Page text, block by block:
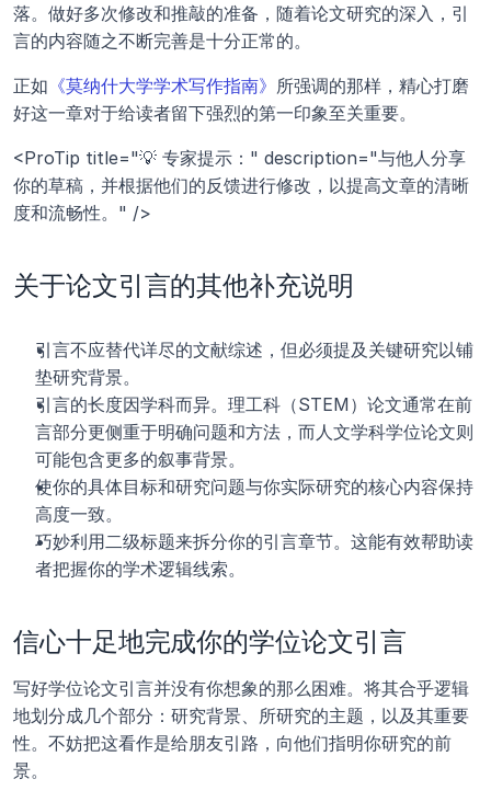
落。做好多次修改和推敲的准备，随着论文研究的深入，引
言的内容随之不断完善是十分正常的。
正如 《莫纳什大学学术写作指南》 所强调的那样，精心打磨
好这一章对于给读者留下强烈的第一印象至关重要。
<ProTip title="💡 专家提示：" description="与他人分享
你的草稿，并根据他们的反馈进行修改，以提高文章的清晰
度和流畅性。" />
关于论文引言的其他补充说明
引言不应替代详尽的文献综述，但必须提及关键研究以铺
垫研究背景。
引言的长度因学科而异。理工科（STEM）论文通常在前
言部分更侧重于明确问题和方法，而人文学科学位论文则
可能包含更多的叙事背景。
使你的具体目标和研究问题与你实际研究的核心内容保持
高度一致。
巧妙利用二级标题来拆分你的引言章节。这能有效帮助读
者把握你的学术逻辑线索。
信心十足地完成你的学位论文引言
写好学位论文引言并没有你想象的那么困难。将其合乎逻辑
地划分成几个部分：研究背景、所研究的主题，以及其重要
性。不妨把这看作是给朋友引路，向他们指明你研究的前
景。